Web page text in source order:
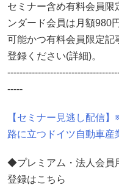
セミナー含め有料会員限
ンダード会員は月額980
可能かつ有料会員限定記
登録ください(詳細)。
-----
【セミナー見逃し配信
路に立つドイツ自動車産
◆プレミアム・法人会員
登録はこちら